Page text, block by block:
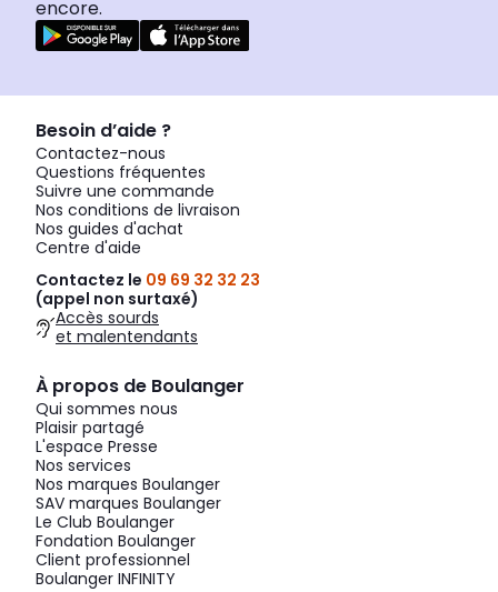
encore.
Besoin d’aide ?
Contactez-nous
Questions fréquentes
Suivre une commande
Nos conditions de livraison
Nos guides d'achat
Centre d'aide
Contactez le 09 69 32 32 23
(appel non surtaxé)
Accès sourds
et malentendants
À propos de Boulanger
Qui sommes nous
Plaisir partagé
L'espace Presse
Nos services
Nos marques Boulanger
SAV marques Boulanger
Le Club Boulanger
Fondation Boulanger
Client professionnel
Boulanger INFINITY